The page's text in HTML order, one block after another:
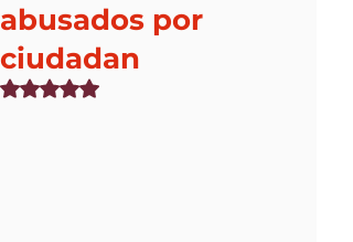
abusados por
ciudadan
Obtuvo NaN de 5 estrellas.